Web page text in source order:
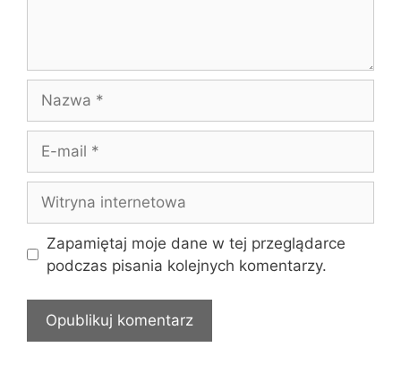
mail
internetowa
Zapamiętaj moje dane w tej przeglądarce
podczas pisania kolejnych komentarzy.